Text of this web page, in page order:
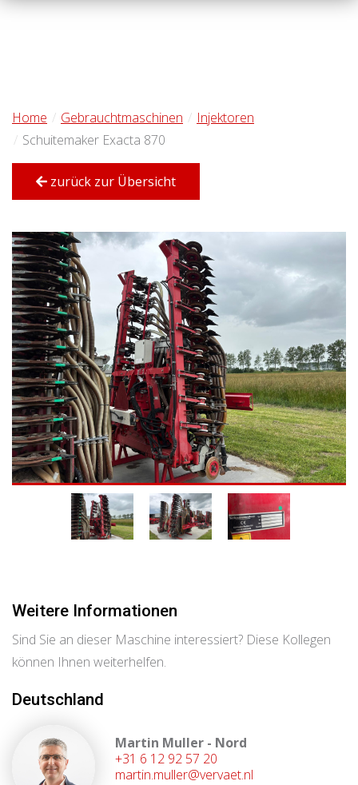
Home Gebrauchtmaschinen
Injektoren
Schuitemaker Exacta 870
zurück zur Übersicht
Weitere Informationen
Sind Sie an dieser Maschine interessiert? Diese Kollegen
können Ihnen weiterhelfen.
Deutschland
Martin Muller - Nord
+31 6 12 92 57 20
martin.muller@vervaet.nl